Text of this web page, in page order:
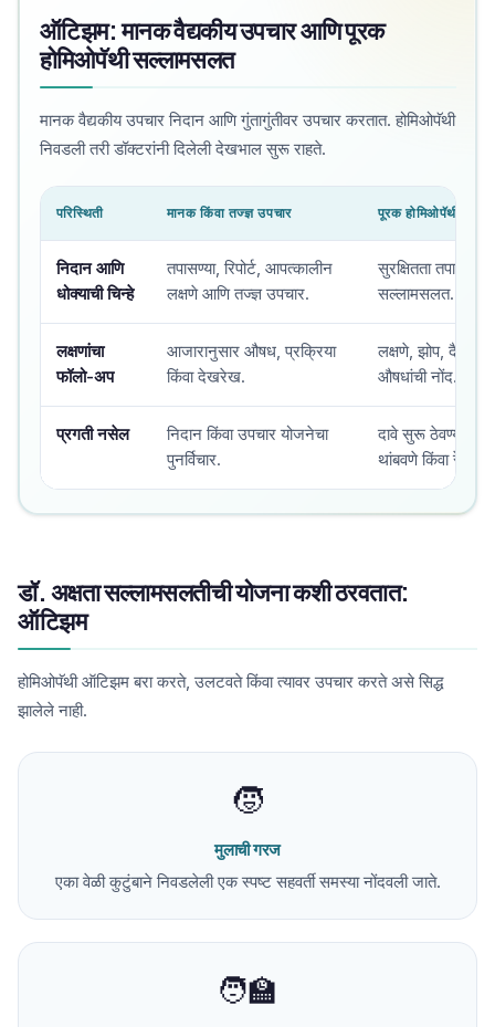
ऑटिझम: मानक वैद्यकीय उपचार आणि पूरक
होमिओपॅथी सल्लामसलत
मानक वैद्यकीय उपचार निदान आणि गुंतागुंतीवर उपचार करतात. होमिओपॅथी
निवडली तरी डॉक्टरांनी दिलेली देखभाल सुरू राहते.
परिस्थिती मानक किंवा तज्ज्ञ उपचार पूरक होमिओपॅथी
निदान आणि
धोक्याची चिन्हे
तपासण्या, रिपोर्ट, आपत्कालीन
लक्षणे आणि तज्ज्ञ उपचार.
सुरक्षितता
सल्लामसलत.
लक्षणांचा
फॉलो-अप
आजारानुसार औषध, प्रक्रिया
किंवा देखरेख.
लक्षणे, झोप, दैनंदिन
औषधांची नोंद.
प्रगती नसेल
निदान किंवा उपचार योजनेचा
पुनर्विचार.
दावे सुरू
थांबवणे किंवा रेफर
डॉ. अक्षता सल्लामसलतीची योजना कशी ठरवतात:
ऑटिझम
होमिओपॅथी ऑटिझम बरा करते, उलटवते किंवा त्यावर उपचार करते असे सिद्ध
झालेले नाही.
🧒
मुलाची गरज
एका वेळी कुटुंबाने निवडलेली एक स्पष्ट सहवर्ती समस्या नोंदवली जाते.
🧑‍🏫